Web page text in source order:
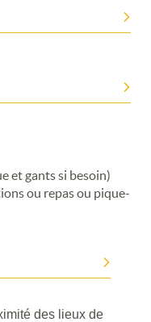
et gants si besoin)
ou repas ou pique-
des lieux de